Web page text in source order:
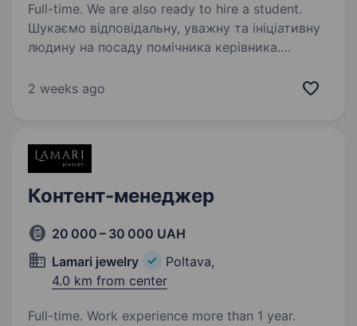
Full-time. We are also ready to hire a student.
Шукаємо відповідальну, уважну та ініціативну
людину на посаду помічника керівника.
або з мінімальним досвідом. Якщо ви студент
2 weeks ago
Контент-менеджер
20 000 – 30 000 UAH
Lamari jewelry
Poltava,
4.0 km from center
Full-time. Work experience more than 1 year.